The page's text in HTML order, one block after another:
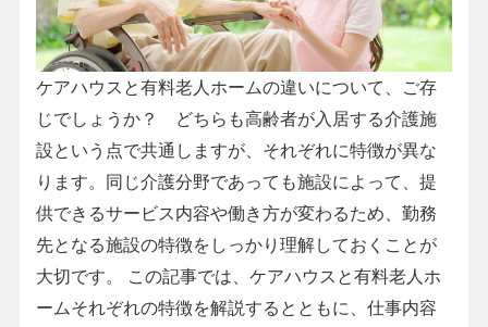
ケアハウスと有料老人ホームの違いについて、ご存
じでしょうか？ どちらも高齢者が入居する介護施
設という点で共通しますが、それぞれに特徴が異な
ります。同じ介護分野であっても施設によって、提
供できるサービス内容や働き方が変わるため、勤務
先となる施設の特徴をしっかり理解しておくことが
大切です。 この記事では、ケアハウスと有料老人ホ
ームそれぞれの特徴を解説するとともに、仕事内容